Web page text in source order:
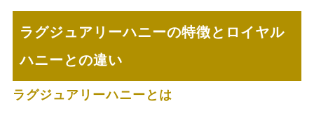
ラグジュアリーハニーの特徴とロイヤル
ハニーとの違い
ラグジュアリーハニーとは